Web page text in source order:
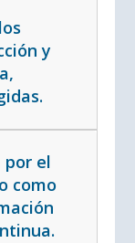
y
por el
como